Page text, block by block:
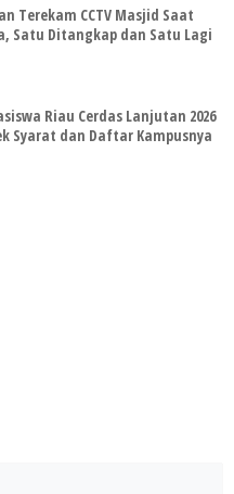
Terekam CCTV Masjid Saat
Satu Ditangkap dan Satu Lagi
Riau Cerdas Lanjutan 2026
Syarat dan Daftar Kampusnya